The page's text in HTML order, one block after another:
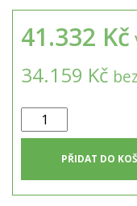
41.332 Kč
34.159 Kč
Odlučovač
tuků
množství
PŘIDAT DO